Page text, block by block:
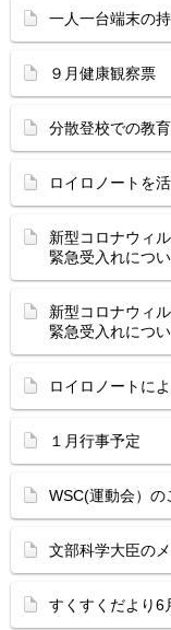
一人一台端末の
９月健康観察票
分散登校での教
ロイロノートを
新型コロナウィ
緊急受入れにつ
新型コロナウィ
緊急受入れにつ
ロイロノートに
１月行事予定
WSC(運動会）の
文部科学大臣の
すくすくだより6